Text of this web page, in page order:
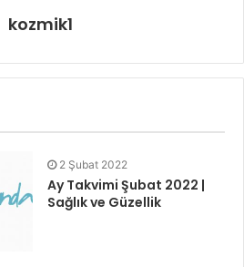
kozmik1
2 Şubat 2022
Ay Takvimi Şubat 2022 |
Sağlık ve Güzellik